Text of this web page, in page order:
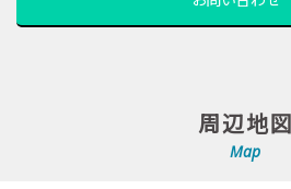
周辺地図
Map